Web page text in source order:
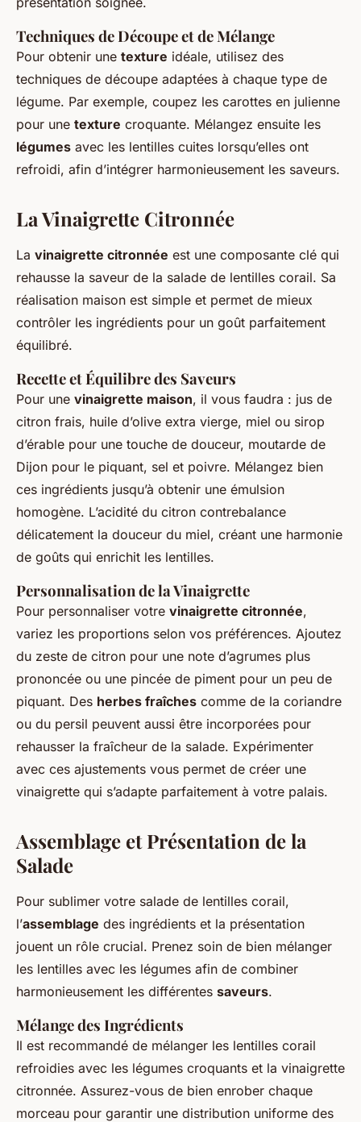
Techniques de Découpe et de Mélange
Pour obtenir une texture idéale, utilisez des
techniques de découpe adaptées à chaque type de
légume. Par exemple, coupez les carottes en julienne
pour une texture croquante. Mélangez ensuite les
légumes avec les lentilles cuites lorsqu’elles ont
refroidi, afin d’intégrer harmonieusement les saveurs.
La Vinaigrette Citronnée
La vinaigrette citronnée est une composante clé qui
rehausse la saveur de la salade de lentilles corail. Sa
réalisation maison est simple et permet de mieux
contrôler les ingrédients pour un goût parfaitement
équilibré.
Recette et Équilibre des Saveurs
Pour une vinaigrette maison, il vous faudra : jus de
citron frais, huile d’olive extra vierge, miel ou sirop
d’érable pour une touche de douceur, moutarde de
Dijon pour le piquant, sel et poivre. Mélangez bien
ces ingrédients jusqu’à obtenir une émulsion
homogène. L’acidité du citron contrebalance
délicatement la douceur du miel, créant une harmonie
de goûts qui enrichit les lentilles.
Personnalisation de la Vinaigrette
Pour personnaliser votre vinaigrette citronnée,
variez les proportions selon vos préférences. Ajoutez
du zeste de citron pour une note d’agrumes plus
prononcée ou une pincée de piment pour un peu de
piquant. Des herbes fraîches comme de la coriandre
ou du persil peuvent aussi être incorporées pour
rehausser la fraîcheur de la salade. Expérimenter
avec ces ajustements vous permet de créer une
vinaigrette qui s’adapte parfaitement à votre palais.
Assemblage et Présentation de la
Salade
Pour sublimer votre salade de lentilles corail,
l’assemblage des ingrédients et la présentation
jouent un rôle crucial. Prenez soin de bien mélanger
les lentilles avec les légumes afin de combiner
harmonieusement les différentes saveurs.
Mélange des Ingrédients
Il est recommandé de mélanger les lentilles corail
refroidies avec les légumes croquants et la vinaigrette
citronnée. Assurez-vous de bien enrober chaque
morceau pour garantir une distribution uniforme des